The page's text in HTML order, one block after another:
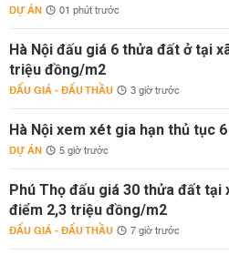
DỰ ÁN 01 phút trước
Hà Nội đấu giá 6 thửa đất ở tại
triệu đồng/m2
ĐẤU GIÁ - ĐẤU THẦU 3 giờ trước
Hà Nội xem xét gia hạn thủ tục
DỰ ÁN 5 giờ trước
Phú Thọ đấu giá 30 thửa đất tại
điểm 2,3 triệu đồng/m2
ĐẤU GIÁ - ĐẤU THẦU 7 giờ trước